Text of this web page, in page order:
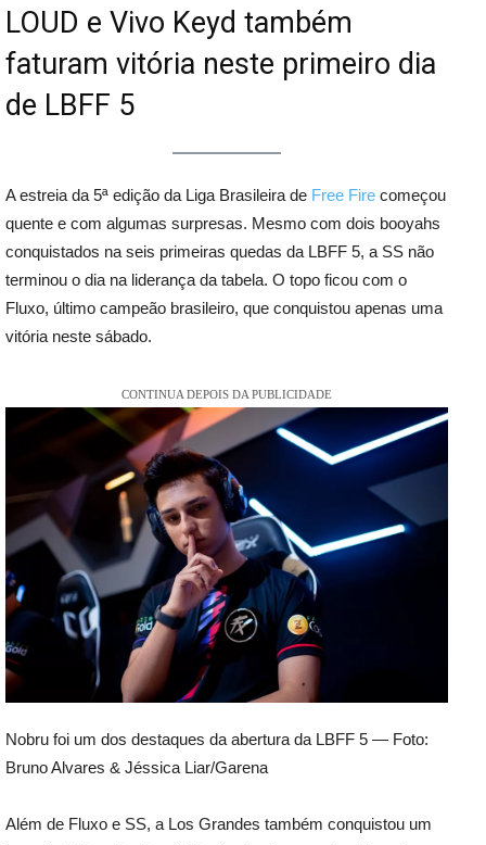
LOUD e Vivo Keyd também
faturam vitória neste primeiro dia
de LBFF 5
A estreia da 5ª edição da Liga Brasileira de Free Fire começou
quente e com algumas surpresas. Mesmo com dois booyahs
conquistados na seis primeiras quedas da LBFF 5, a SS não
terminou o dia na liderança da tabela. O topo ficou com o
Fluxo, último campeão brasileiro, que conquistou apenas uma
vitória neste sábado.
CONTINUA DEPOIS DA PUBLICIDADE
Nobru foi um dos destaques da abertura da LBFF 5 — Foto:
Bruno Alvares & Jéssica Liar/Garena
Além de Fluxo e SS, a Los Grandes também conquistou um